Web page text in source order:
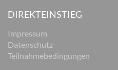
DIREKTEINSTIEG
Impressum
Datenschutz
Teilnahmebedingungen